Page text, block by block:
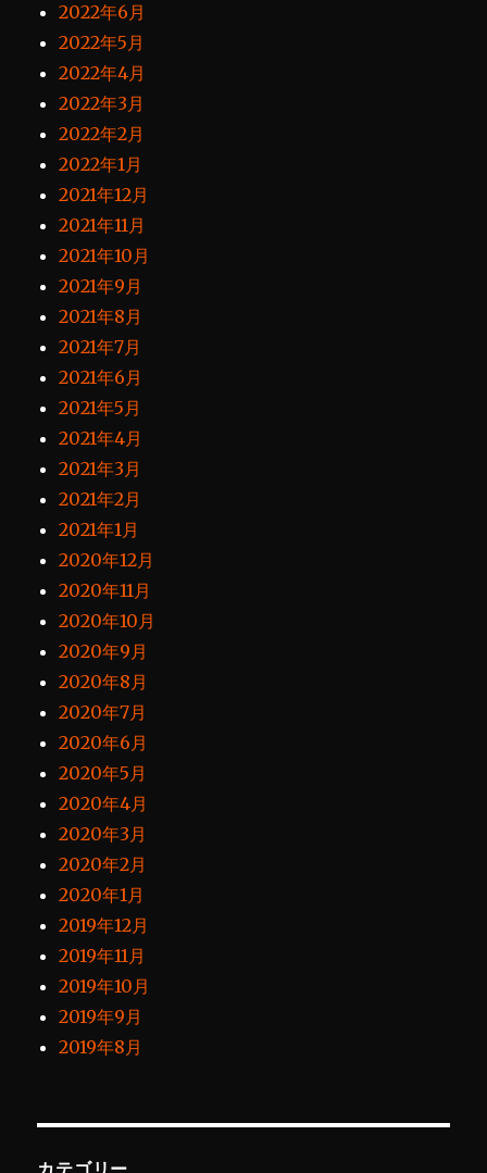
2022年6月
2022年5月
2022年4月
2022年3月
2022年2月
2022年1月
2021年12月
2021年11月
2021年10月
2021年9月
2021年8月
2021年7月
2021年6月
2021年5月
2021年4月
2021年3月
2021年2月
2021年1月
2020年12月
2020年11月
2020年10月
2020年9月
2020年8月
2020年7月
2020年6月
2020年5月
2020年4月
2020年3月
2020年2月
2020年1月
2019年12月
2019年11月
2019年10月
2019年9月
2019年8月